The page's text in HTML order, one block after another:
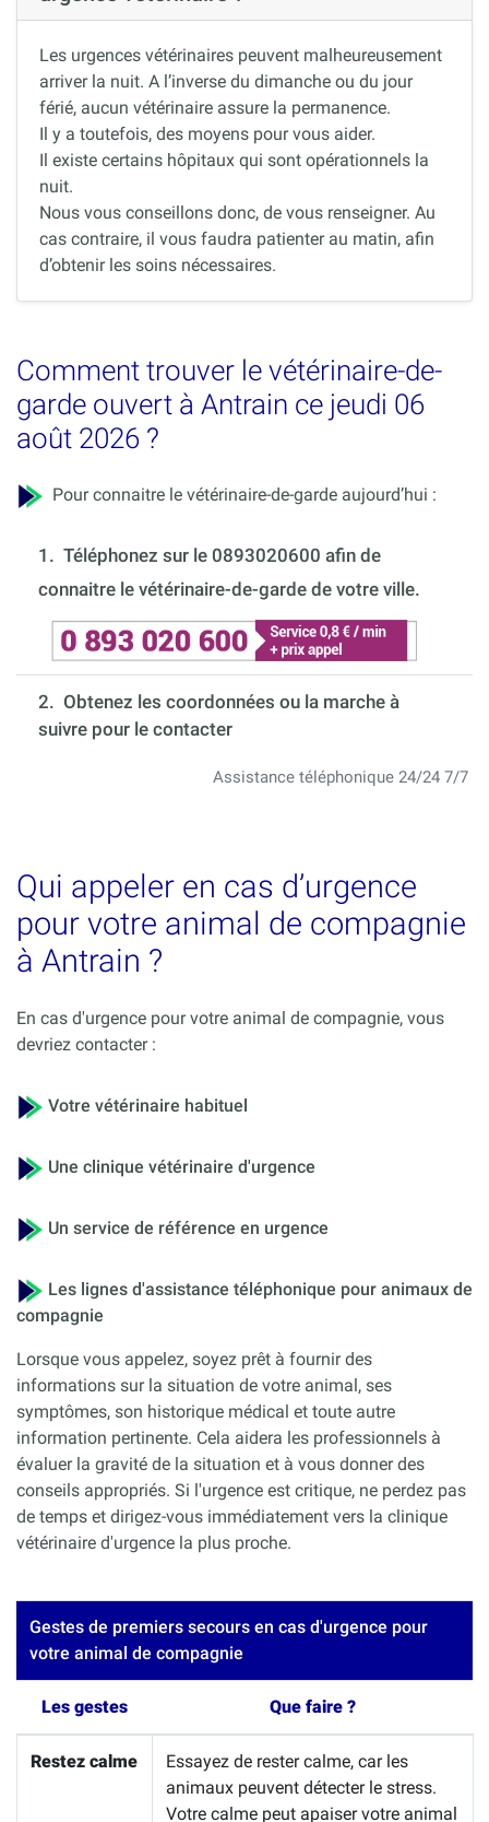
Les urgences vétérinaires peuvent malheureusement
arriver la nuit. A l’inverse du dimanche ou du jour
férié, aucun vétérinaire assure la permanence.
Il y a toutefois, des moyens pour vous aider.
Il existe certains hôpitaux qui sont opérationnels la
nuit.
Nous vous conseillons donc, de vous renseigner. Au
cas contraire, il vous faudra patienter au matin, afin
d’obtenir les soins nécessaires.
Comment trouver le vétérinaire-de-
garde ouvert à Antrain ce jeudi 06
août 2026 ?
Pour connaitre le vétérinaire-de-garde aujourd’hui :
1. Téléphonez sur le 0893020600 afin de
connaitre le vétérinaire-de-garde de votre ville.
2. Obtenez les coordonnées ou la marche à
suivre pour le contacter
Assistance téléphonique 24/24 7/7
Qui appeler en cas d’urgence
pour votre animal de compagnie
à Antrain ?
En cas d'urgence pour votre animal de compagnie, vous
devriez contacter :
Votre vétérinaire habituel
Une clinique vétérinaire d'urgence
Un service de référence en urgence
Les lignes d'assistance téléphonique pour animaux de
compagnie
Lorsque vous appelez, soyez prêt à fournir des
informations sur la situation de votre animal, ses
symptômes, son historique médical et toute autre
information pertinente. Cela aidera les professionnels à
évaluer la gravité de la situation et à vous donner des
conseils appropriés. Si l'urgence est critique, ne perdez pas
de temps et dirigez-vous immédiatement vers la clinique
vétérinaire d'urgence la plus proche.
Gestes de premiers secours en cas d'urgence pour
votre animal de compagnie
Les gestes Que faire ?
Restez calme
Essayez de rester calme, car les
animaux peuvent détecter le stress.
Votre calme peut apaiser votre animal